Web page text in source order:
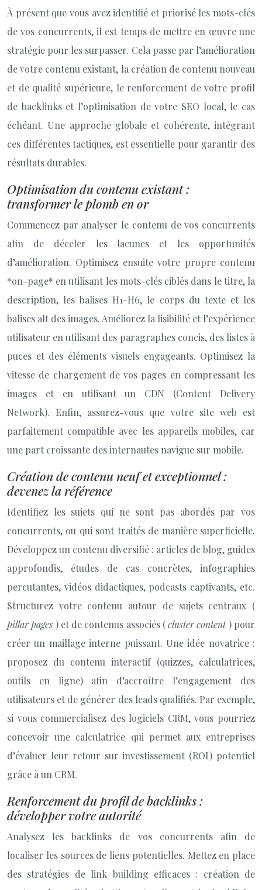
À présent que vous avez identifié et priorisé les mots-clés
de vos concurrents, il est temps de mettre en œuvre une
stratégie pour les surpasser. Cela passe par l’amélioration
de votre contenu existant, la création de contenu nouveau
et de qualité supérieure, le renforcement de votre profil
de backlinks et l’optimisation de votre SEO local, le cas
échéant. Une approche globale et cohérente, intégrant
ces différentes tactiques, est essentielle pour garantir des
résultats durables.
Optimisation du contenu existant :
transformer le plomb en or
Commencez par analyser le contenu de vos concurrents
afin de déceler les lacunes et les opportunités
d’amélioration. Optimisez ensuite votre propre contenu
*on-page* en utilisant les mots-clés ciblés dans le titre, la
description, les balises H1-H6, le corps du texte et les
balises alt des images. Améliorez la lisibilité et l’expérience
utilisateur en utilisant des paragraphes concis, des listes à
puces et des éléments visuels engageants. Optimisez la
vitesse de chargement de vos pages en compressant les
images et en utilisant un CDN (Content Delivery
Network). Enfin, assurez-vous que votre site web est
parfaitement compatible avec les appareils mobiles, car
une part croissante des internautes navigue sur mobile.
Création de contenu neuf et exceptionnel :
devenez la référence
Identifiez les sujets qui ne sont pas abordés par vos
concurrents, ou qui sont traités de manière superficielle.
Développez un contenu diversifié : articles de blog, guides
approfondis, études de cas concrètes, infographies
percutantes, vidéos didactiques, podcasts captivants, etc.
Structurez votre contenu autour de sujets centraux (
pillar pages ) et de contenus associés (cluster content) pour
créer un maillage interne puissant. Une idée novatrice :
proposez du contenu interactif (quizzes, calculatrices,
outils en ligne) afin d’accroître l’engagement des
utilisateurs et de générer des leads qualifiés. Par exemple,
si vous commercialisez des logiciels CRM, vous pourriez
concevoir une calculatrice qui permet aux entreprises
d’évaluer leur retour sur investissement (ROI) potentiel
grâce à un CRM.
Renforcement du profil de backlinks :
développer votre autorité
Analysez les backlinks de vos concurrents afin de
localiser les sources de liens potentielles. Mettez en place
des stratégies de link building efficaces : création de